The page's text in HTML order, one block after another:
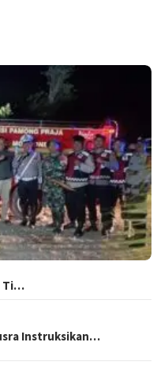
Ti…
Instruksikan…